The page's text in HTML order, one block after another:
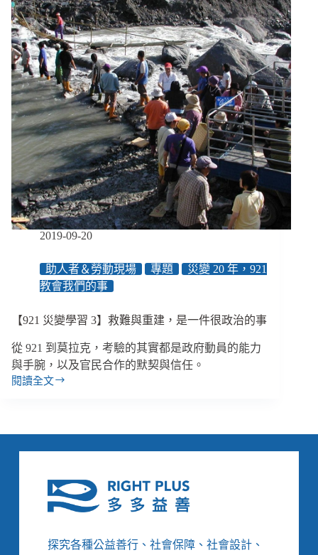
醫
護
助
人
者
的
自
我
覺
察，
與
規
模
的
群
2019-09-20
助人者＆勞動現場 專題
災變 20 年，921
教會我們的事
【921 災變學習 3】救難與重建，是一件很政治的事
從 921 到莫拉克，考驗的其實都是政府動員的能力
與手腕，以及官民合作的默契與信任。
閱讀全文
【921
學
探究各種公益善行、社會保障、社會設計、